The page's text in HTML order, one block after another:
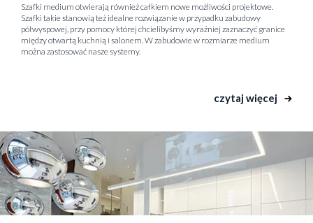
Szafki medium otwierają również całkiem nowe możliwości projektowe.
Szafki takie stanowią też idealne rozwiązanie w przypadku zabudowy
półwyspowej, przy pomocy której chcielibyśmy wyraźniej zaznaczyć granice
między otwartą kuchnią i salonem. W zabudowie w rozmiarze medium
można zastosować nasze systemy.
czytaj więcej